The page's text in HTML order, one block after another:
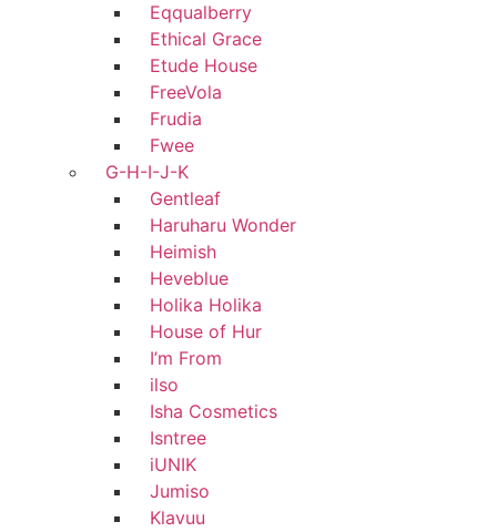
Eqqualberry
Ethical Grace
Etude House
FreeVola
Frudia
Fwee
G-H-I-J-K
Gentleaf
Haruharu Wonder
Heimish
Heveblue
Holika Holika
House of Hur
I’m From
ilso
Isha Cosmetics
Isntree
iUNIK
Jumiso
Klavuu